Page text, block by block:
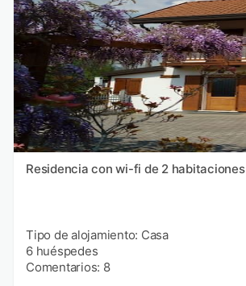
Residencia con wi-fi de 2 habitaciones
Tipo de alojamiento: Casa
6 huéspedes
Comentarios: 8